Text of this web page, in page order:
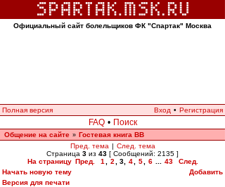
Официальный сайт болельщиков ФК "Спартак" Москва
Полная версия Вход • Регистрация
FAQ • Поиск
Общение на сайте » Гостевая книга ВВ
Пред. тема | След. тема
Страница 3 из 43 [ Сообщений: 2135 ]
На страницу Пред. 1 2 3, 4 5 6 43
След.
Начать новую тему
Добавить
Версия для печати